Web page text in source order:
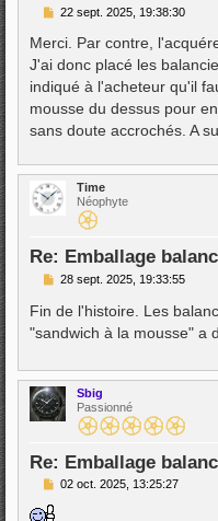
M
s
a
g
e
22 sept. 2025, 19:38:30
Merci. Par contre,
J'ai donc placé les
indiqué à l'acheteur qu'il
mousse du dessus pour
sans doute accrochés. A
Time
Néophyte
Re: Emballage
M
s
s
a
28 sept. 2025, 19:33:55
Fin de l'histoire. Les
"sandwich à la mousse" a
Sbig
Passionné
Re: Emballage
M
02 oct. 2025, 13:25:27